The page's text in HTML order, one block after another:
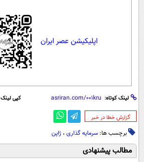
اپلیکیشن عصر ایران
لینک کوتاه: کپی لینک
‌گزارش خطا در خبر
برچسب ها: سرمایه گذاری ، ژاپن
مطالب پیشنهادی